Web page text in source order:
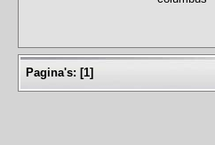
Pagina's: [1]